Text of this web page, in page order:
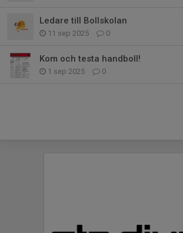
Ledare till Bollskolan
11 sep 2025 0
Kom och testa handboll!
1 sep 2025 0